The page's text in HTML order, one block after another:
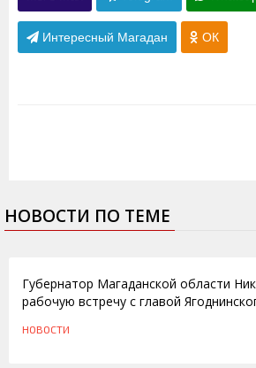
Интересный Магадан ОК
НОВОСТИ ПО ТЕМЕ
Губернатор Магаданской области
рабочую встречу с главой
НОВОСТИ